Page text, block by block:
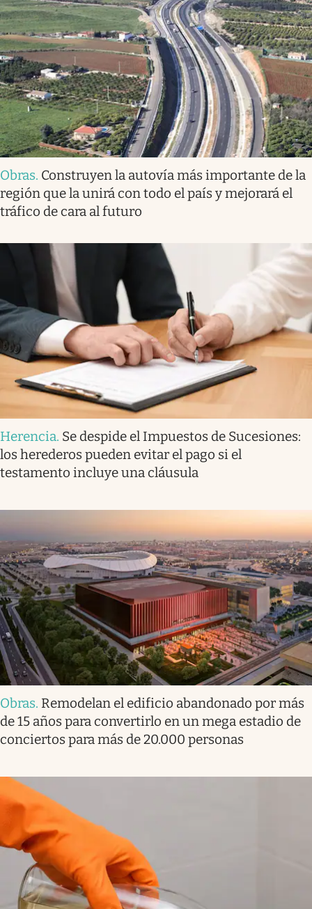
Obras. Construyen la autovía más importante de la
región que la unirá con todo el país y mejorará el
tráfico de cara al futuro
Herencia. Se despide el Impuestos de Sucesiones:
los herederos pueden evitar el pago si el
testamento incluye una cláusula
Obras. Remodelan el edificio abandonado por más
de 15 años para convertirlo en un mega estadio de
conciertos para más de 20.000 personas